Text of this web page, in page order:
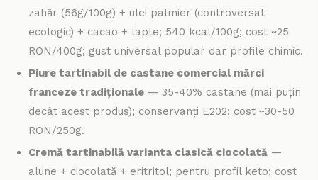
zahăr (56g/100g) + ulei palmier (controversat
ecologic) + cacao + lapte; 540 kcal/100g; cost ~25
RON/400g; gust universal popular dar profile chimic.
Piure tartinabil de castane comercial mărci
franceze tradiționale — 35-40% castane (mai puțin
decât acest produs); conservanți E202; cost ~30-50
RON/250g.
Cremă tartinabilă varianta clasică ciocolată —
alune + ciocolată + eritritol; pentru profil keto; cost